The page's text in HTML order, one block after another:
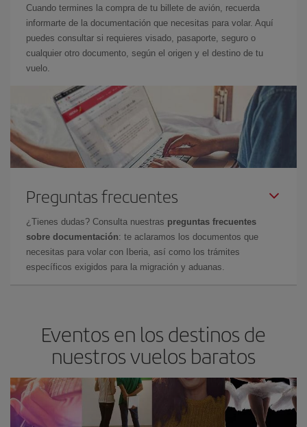
Cuando termines la compra de tu billete de avión, recuerda
informarte de la documentación que necesitas para volar. Aquí
puedes consultar si requieres visado, pasaporte, seguro o
cualquier otro documento, según el origen y el destino de tu
vuelo.
Preguntas frecuentes
¿Tienes dudas? Consulta nuestras preguntas frecuentes
sobre documentación: te aclaramos los documentos que
necesitas para volar con Iberia, así como los trámites
específicos exigidos para la migración y aduanas.
Eventos en los destinos de
nuestros vuelos baratos